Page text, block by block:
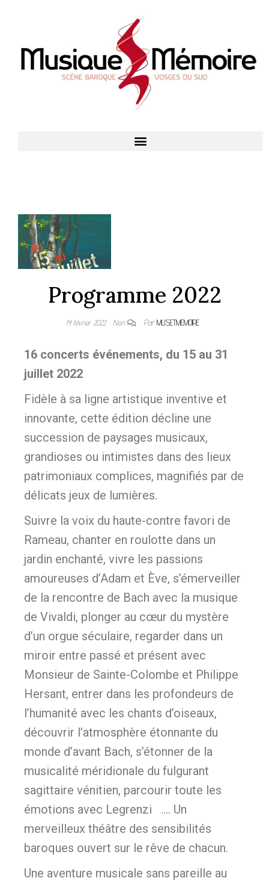
Programme 2022
14 février 2022 Non ParMUSETMEMOIRE
16 concerts événements, du 15 au 31
juillet 2022
Fidèle à sa ligne artistique inventive et
innovante, cette édition décline une
succession de paysages musicaux,
grandioses ou intimistes dans des lieux
patrimoniaux complices, magnifiés par de
délicats jeux de lumières.
Suivre la voix du haute-contre favori de
Rameau, chanter en roulotte dans un
jardin enchanté, vivre les passions
amoureuses d’Adam et Ève, s’émerveiller
de la rencontre de Bach avec la musique
de Vivaldi, plonger au cœur du mystère
d’un orgue séculaire, regarder dans un
miroir entre passé et présent avec
Monsieur de Sainte-Colombe et Philippe
Hersant, entrer dans les profondeurs de
l’humanité avec les chants d’oiseaux,
découvrir l’atmosphère étonnante du
monde d’avant Bach, s’étonner de la
musicalité méridionale du fulgurant
sagittaire vénitien, parcourir toute les
émotions avec Legrenzi …. Un
merveilleux théâtre des sensibilités
baroques ouvert sur le rêve de chacun.
Une aventure musicale sans pareille au